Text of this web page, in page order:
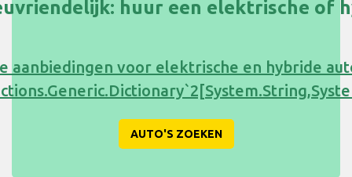
huur een elektrische of
aanbiedingen voor elektrische en hybride
AUTO'S ZOEKEN